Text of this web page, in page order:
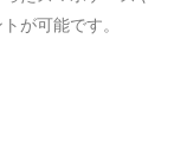
ルが可能です。